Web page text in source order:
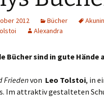
2012 Bücher Akunin
Alexandra
Bücher sind in gute Hände
Friedenvon Leo Tolstoi, in
Im attraktiv gestalteten